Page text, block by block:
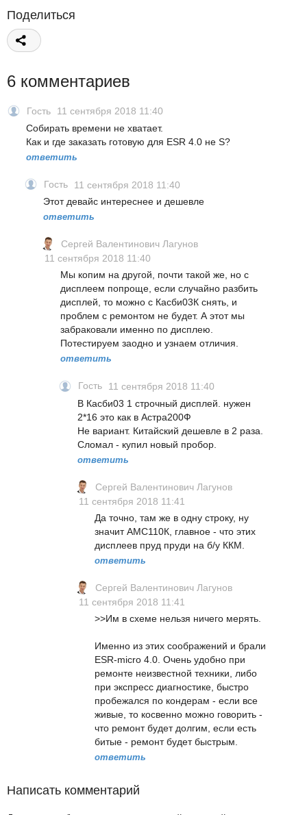
Поделиться
6 комментариев
Гость
11 сентября 2018 11:40
Собирать времени не хватает.
Как и где заказать готовую для ESR 4.0 не S?
ответить
Гость
11 сентября 2018 11:40
Этот девайс интереснее и дешевле
ответить
Сергей Валентинович Лагунов
11 сентября 2018 11:40
Мы копим на другой, почти такой же, но с
дисплеем попроще, если случайно разбить
дисплей, то можно с Касби03К снять, и
проблем с ремонтом не будет. А этот мы
забраковали именно по дисплею.
Потестируем заодно и узнаем отличия.
ответить
Гость
11 сентября 2018 11:40
В Касби03 1 строчный дисплей. нужен
2*16 это как в Астра200Ф
Не вариант. Китайский дешевле в 2 раза.
Сломал - купил новый пробор.
ответить
Сергей Валентинович Лагунов
11 сентября 2018 11:41
Да точно, там же в одну строку, ну
значит АМС110К, главное - что этих
дисплеев пруд пруди на б/у ККМ.
ответить
Сергей Валентинович Лагунов
11 сентября 2018 11:41
>>Им в схеме нельзя ничего мерять.
Именно из этих соображений и брали
ESR-micro 4.0. Очень удобно при
ремонте неизвестной техники, либо
при экспресс диагностике, быстро
пробежался по кондерам - если все
живые, то косвенно можно говорить -
что ремонт будет долгим, если есть
битые - ремонт будет быстрым.
ответить
Написать комментарий